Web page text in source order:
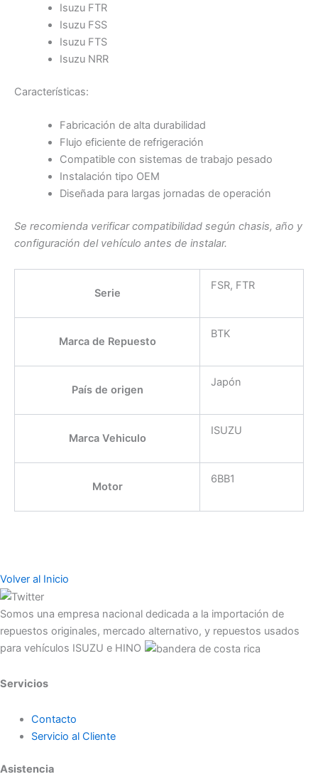
Isuzu FTR
Isuzu FSS
Isuzu FTS
Isuzu NRR
Características:
Fabricación de alta durabilidad
Flujo eficiente de refrigeración
Compatible con sistemas de trabajo pesado
Instalación tipo OEM
Diseñada para largas jornadas de operación
Se recomienda verificar compatibilidad según chasis, año y
configuración del vehículo antes de instalar.
Serie
FSR, FTR
Marca de Repuesto
BTK
País de origen
Japón
Marca Vehiculo
ISUZU
Motor
6BB1
Volver al Inicio
Somos una empresa nacional dedicada a la importación de
repuestos originales, mercado alternativo, y repuestos usados
para vehículos ISUZU e HINO
Servicios
Contacto
Servicio al Cliente
Asistencia